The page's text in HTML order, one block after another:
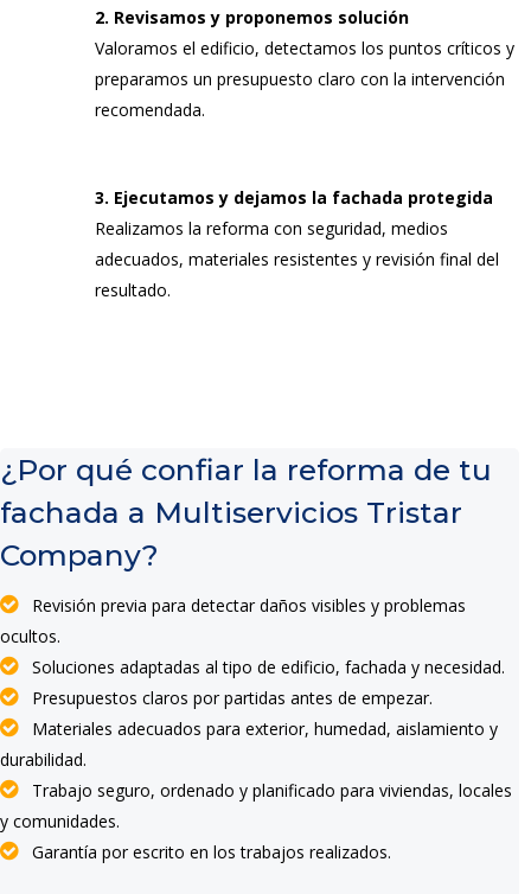
2. Revisamos y proponemos solución
Valoramos el edificio, detectamos los puntos críticos y
preparamos un presupuesto claro con la intervención
recomendada.
3. Ejecutamos y dejamos la fachada protegida
Realizamos la reforma con seguridad, medios
adecuados, materiales resistentes y revisión final del
resultado.
¿Por qué confiar la reforma de tu
fachada a Multiservicios Tristar
Company?
Revisión previa para detectar daños visibles y problemas
ocultos.
Soluciones adaptadas al tipo de edificio, fachada y necesidad.
Presupuestos claros por partidas antes de empezar.
Materiales adecuados para exterior, humedad, aislamiento y
durabilidad.
Trabajo seguro, ordenado y planificado para viviendas, locales
y comunidades.
Garantía por escrito en los trabajos realizados.